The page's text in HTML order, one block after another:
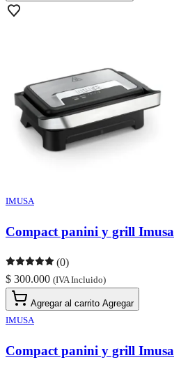
IMUSA
Compact panini y grill Imusa
(0)
$ 300.000 (IVA Incluido)
Agregar al carrito Agregar
IMUSA
Compact panini y grill Imusa